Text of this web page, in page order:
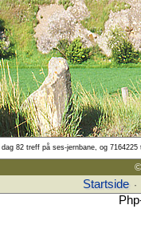
I dag 82 treff på ses-jernbane, og
Startside ·